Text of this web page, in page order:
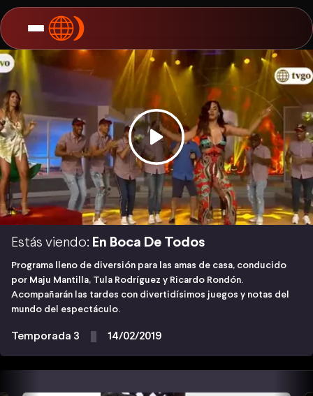
Estás viendo: En Boca De Todos
Programa lleno de diversión para las amas de casa, conducido
por Maju Mantilla, Tula Rodríguez y Ricardo Rondón.
Acompañarán las tardes con divertidísimos juegos y notas del
mundo del espectáculo.
Temporada 3 14/02/2019